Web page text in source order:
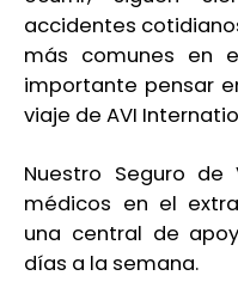
accidentes
más comunes en
importante pensar
viaje de AVI
Nuestro Seguro
médicos en el
una central de
días a la semana.